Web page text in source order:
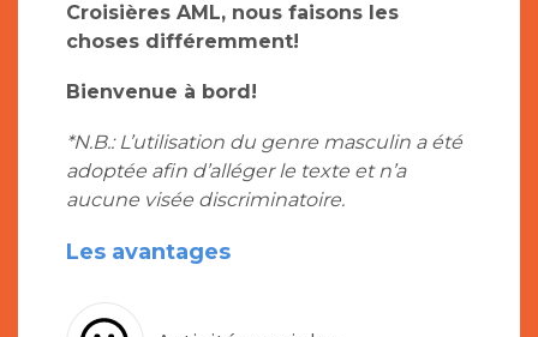
Croisières AML, nous faisons les
choses différemment!
Bienvenue à bord!
*N.B.: L’utilisation du genre masculin a été
adoptée afin d’alléger le texte et n’a
aucune visée discriminatoire.
Les avantages